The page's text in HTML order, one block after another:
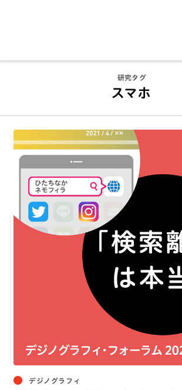
研究タグ
スマホ
デジノグラフィ